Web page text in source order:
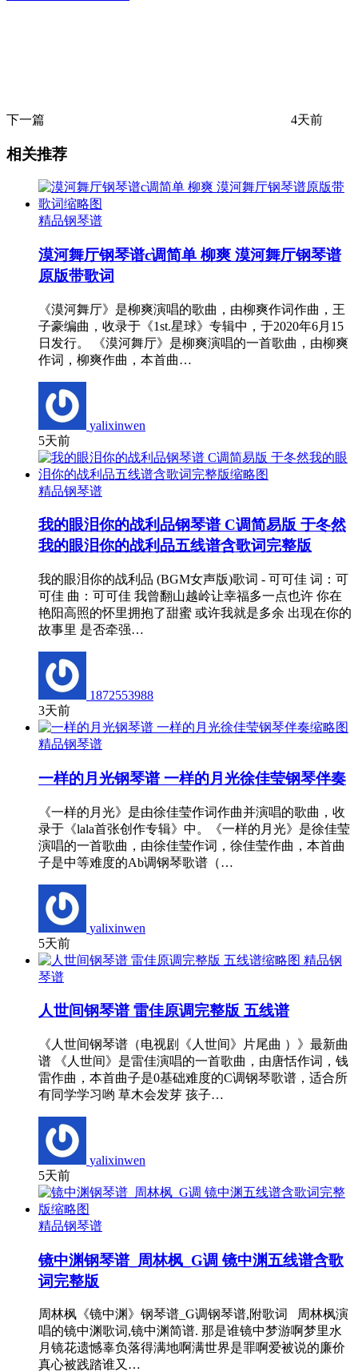
下一篇 4天前
相关推荐
精品钢琴谱
漠河舞厅钢琴谱c调简单 柳爽 漠河舞厅钢琴谱
原版带歌词
《漠河舞厅》是柳爽演唱的歌曲，由柳爽作词作曲，王
子豪编曲，收录于《1st.星球》专辑中，于2020年6月15
日发行。 《漠河舞厅》是柳爽演唱的一首歌曲，由柳爽
作词，柳爽作曲，本首曲…
yalixinwen
5天前
精品钢琴谱
我的眼泪你的战利品钢琴谱 C调简易版 于冬然
我的眼泪你的战利品五线谱含歌词完整版
我的眼泪你的战利品 (BGM女声版)歌词 - 可可佳 词：可
可佳 曲：可可佳 我曾翻山越岭让幸福多一点也许 你在
艳阳高照的怀里拥抱了甜蜜 或许我就是多余 出现在你的
故事里 是否牵强…
1872553988
3天前
精品钢琴谱
一样的月光钢琴谱 一样的月光徐佳莹钢琴伴奏
《一样的月光》是由徐佳莹作词作曲并演唱的歌曲，收
录于《lala首张创作专辑》中。《一样的月光》是徐佳莹
演唱的一首歌曲，由徐佳莹作词，徐佳莹作曲，本首曲
子是中等难度的Ab调钢琴歌谱（…
yalixinwen
5天前
精品钢
琴谱
人世间钢琴谱 雷佳原调完整版 五线谱
《人世间钢琴谱（电视剧《人世间》片尾曲 ）》最新曲
谱 《人世间》是雷佳演唱的一首歌曲，由唐恬作词，钱
雷作曲，本首曲子是0基础难度的C调钢琴歌谱，适合所
有同学学习哟 草木会发芽 孩子…
yalixinwen
5天前
精品钢琴谱
镜中渊钢琴谱_周林枫_G调 镜中渊五线谱含歌
词完整版
周林枫《镜中渊》钢琴谱_G调钢琴谱,附歌词 周林枫演
唱的镜中渊歌词,镜中渊简谱. 那是谁镜中梦游啊梦里水
月镜花遗憾辜负落得满地啊满世界是罪啊爱被说的廉价
真心被践踏谁又…